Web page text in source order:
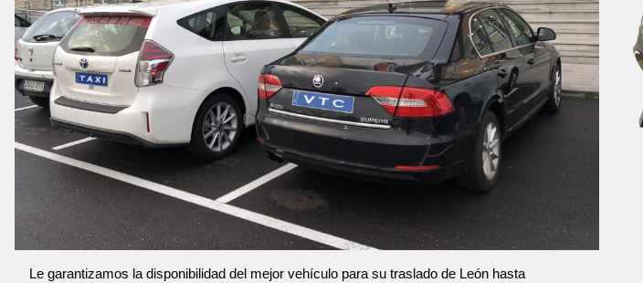
Le garantizamos la disponibilidad del mejor vehículo para su traslado de León hasta